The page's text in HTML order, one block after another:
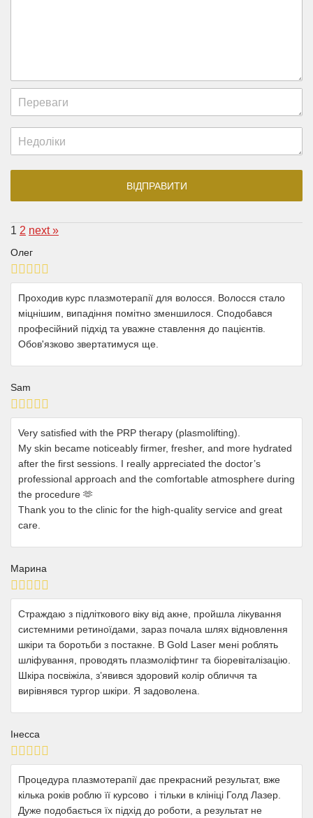
1 2 next »
Олег
Проходив курс плазмотерапії для волосся. Волосся стало
міцнішим, випадіння помітно зменшилося. Сподобався
професійний підхід та уважне ставлення до пацієнтів.
Обов'язково звертатимуся ще.
Sam
Very satisfied with the PRP therapy (plasmolifting).
My skin became noticeably firmer, fresher, and more hydrated
after the first sessions. I really appreciated the doctor’s
professional approach and the comfortable atmosphere during
the procedure 🫶
Thank you to the clinic for the high-quality service and great
care.
Марина
Страждаю з підліткового віку від акне, пройшла лікування
системними ретиноїдами, зараз почала шлях відновлення
шкіри та боротьби з постакне. В Gold Laser мені роблять
шліфування, проводять плазмоліфтинг та біоревіталізацію.
Шкіра посвіжіла, з’явився здоровий колір обличчя та
вирівнявся тургор шкіри. Я задоволена.
Інесса
Процедура плазмотерапії дає прекрасний результат, вже
кілька років роблю її курсово і тільки в клініці Голд Лазер.
Дуже подобається їх підхід до роботи, а результат не